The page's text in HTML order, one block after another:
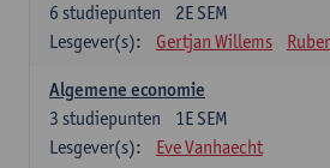
2E SEM
6 studiepunten
Lesgever(s):
Gertjan Willems
Algemene economie
1E SEM
3 studiepunten
Lesgever(s):
Eve Vanhaecht